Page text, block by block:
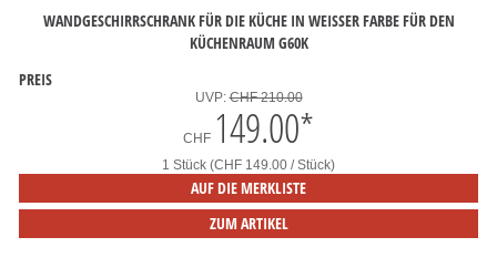
WANDGESCHIRRSCHRANK FÜR DIE KÜCHE IN WEISSER FARBE FÜR DEN
KÜCHENRAUM G60K
PREIS
UVP:CHF 210.00
CHF 149.00*
1 Stück (CHF 149.00 / Stück)
AUF DIE MERKLISTE
ZUM ARTIKEL